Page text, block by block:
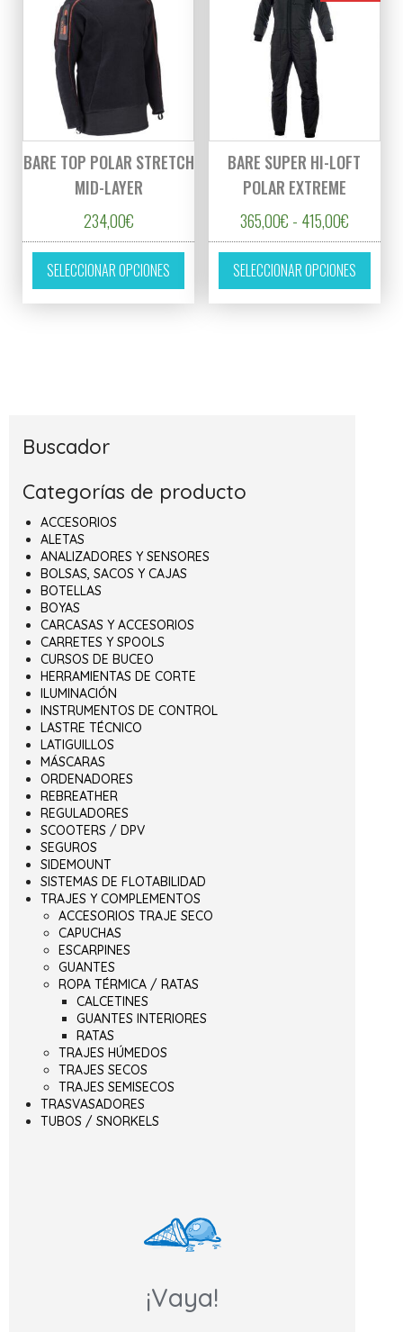
BARE TOP POLAR STRETCH
MID-LAYER
234,00€
SELECCIONAR OPCIONES
Este producto tiene múltiples variantes.
BARE SUPER HI-LOFT
POLAR EXTREME
365,00€ - 415,00€Rango
SELECCIONAR OPCIONES
Este
Buscador
Categorías de producto
ACCESORIOS
ALETAS
ANALIZADORES Y SENSORES
BOLSAS, SACOS Y CAJAS
BOTELLAS
BOYAS
CARCASAS Y ACCESORIOS
CARRETES Y SPOOLS
CURSOS DE BUCEO
HERRAMIENTAS DE CORTE
ILUMINACIÓN
INSTRUMENTOS DE CONTROL
LASTRE TÉCNICO
LATIGUILLOS
MÁSCARAS
ORDENADORES
REBREATHER
REGULADORES
SCOOTERS / DPV
SEGUROS
SIDEMOUNT
SISTEMAS DE FLOTABILIDAD
TRAJES Y COMPLEMENTOS
ACCESORIOS TRAJE SECO
CAPUCHAS
ESCARPINES
GUANTES
ROPA TÉRMICA / RATAS
CALCETINES
GUANTES INTERIORES
RATAS
TRAJES HÚMEDOS
TRAJES SECOS
TRAJES SEMISECOS
TRASVASADORES
TUBOS / SNORKELS
¡Vaya!